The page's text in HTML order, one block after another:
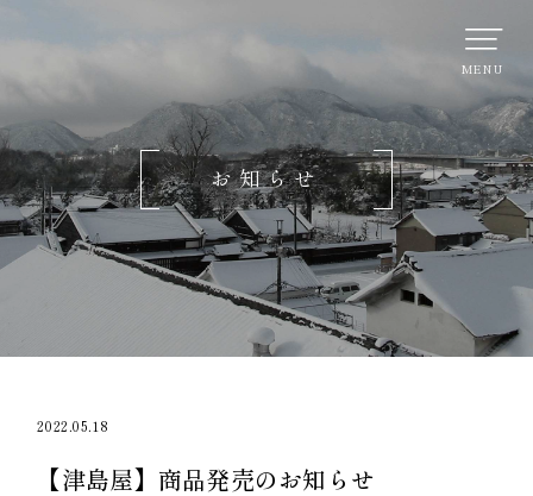
お知らせ
2022.05.18
【津島屋】商品発売のお知らせ